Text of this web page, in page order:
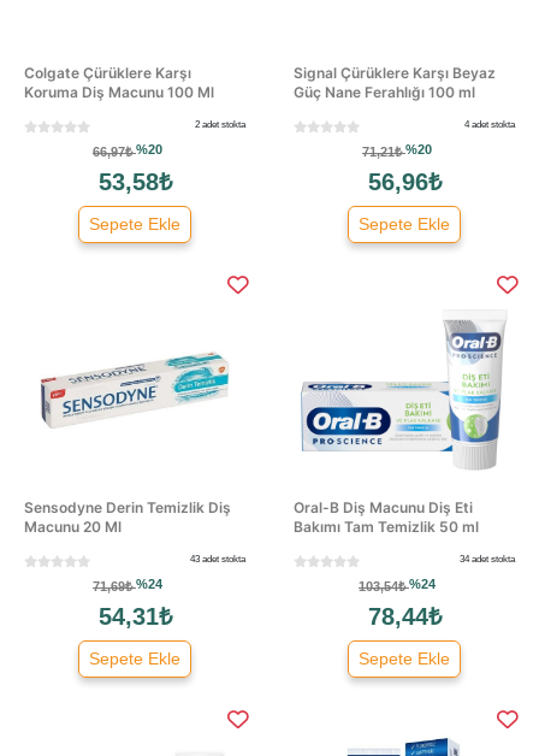
Colgate Çürüklere Karşı
Koruma Diş Macunu 100 Ml
2 adet stokta
66,97₺%20
53,58₺
Sepete Ekle
Signal Çürüklere Karşı Beyaz
Güç Nane Ferahlığı 100 ml
4 adet stokta
71,21₺%20
56,96₺
Sepete Ekle
Sensodyne Derin Temizlik Diş
Macunu 20 Ml
43 adet stokta
71,69₺%24
54,31₺
Sepete Ekle
Oral-B Diş Macunu Diş Eti
Bakımı Tam Temizlik 50 ml
34 adet stokta
103,54₺%24
78,44₺
Sepete Ekle